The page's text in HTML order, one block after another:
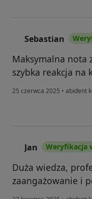
Sebastian
Maksymalna nota
szybka reakcja na
25 czerwca 2025 • abident
Jan Weryfikacja
Duża wiedza,
zaangażowanie i